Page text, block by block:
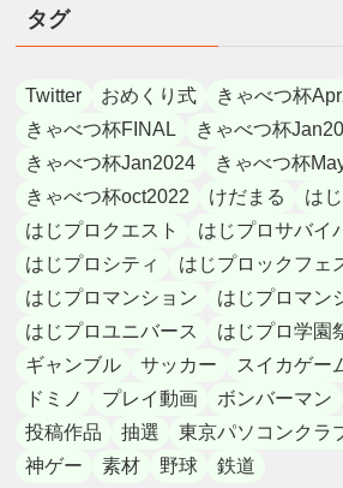
タグ
Twitter おめくり式
きゃべつ杯
きゃべつ杯FINAL
きゃべつ杯
きゃべつ杯Jan2024
きゃべつ杯
きゃべつ杯oct2022
けだまる
は
はじプロクエスト
はじプロサバイ
はじプロシティ
はじプロックフェ
はじプロマンション
はじプロマン
はじプロユニバース
はじプロ学園
ギャンブル
サッカー スイカゲー
ドミノ
プレイ動画 ボンバーマン
投稿作品
抽選 東京パソコンクラ
神ゲー
素材 野球 鉄道